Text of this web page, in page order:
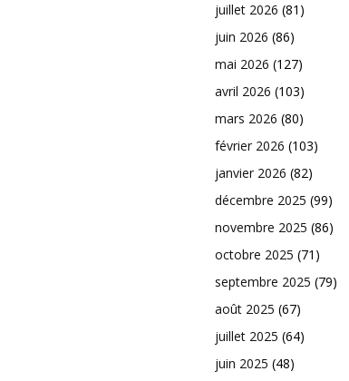
juillet 2026 (81)
juin 2026 (86)
mai 2026 (127)
avril 2026 (103)
mars 2026 (80)
février 2026 (103)
janvier 2026 (82)
décembre 2025 (99)
novembre 2025 (86)
octobre 2025 (71)
septembre 2025 (79)
août 2025 (67)
juillet 2025 (64)
juin 2025 (48)